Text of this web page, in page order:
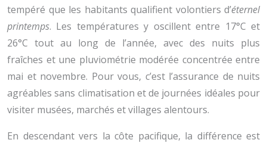
tempéré que les habitants qualifient volontiers d’éternel
printemps. Les températures y oscillent entre 17°C et
26°C tout au long de l’année, avec des nuits plus
fraîches et une pluviométrie modérée concentrée entre
mai et novembre. Pour vous, c’est l’assurance de nuits
agréables sans climatisation et de journées idéales pour
visiter musées, marchés et villages alentours.
En descendant vers la côte pacifique, la différence est